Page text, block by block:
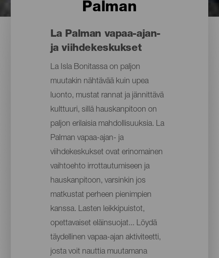
Palman
La Palman vapaa-ajan-
ja viihdekeskukset
La Isla Bonitassa on paljon
muutakin nähtävää kuin upea
luonto, mustat rannat ja jännittävä
kulttuuri, sillä hauskanpitoon on
paljon erilaisia mahdollisuuksia. La
Palman vapaa-ajan- ja
viihdekeskukset ovat erinomainen
vaihtoehto irrottautumiseen ja
hauskanpitoon, varsinkin jos
matkustat perheen pienimpien
kanssa. Lasten leikkipuistot,
opettavaiset eläinsuojat... Löydä
täydellinen vapaa-ajan aktiviteetti,
josta voit nauttia muutamana